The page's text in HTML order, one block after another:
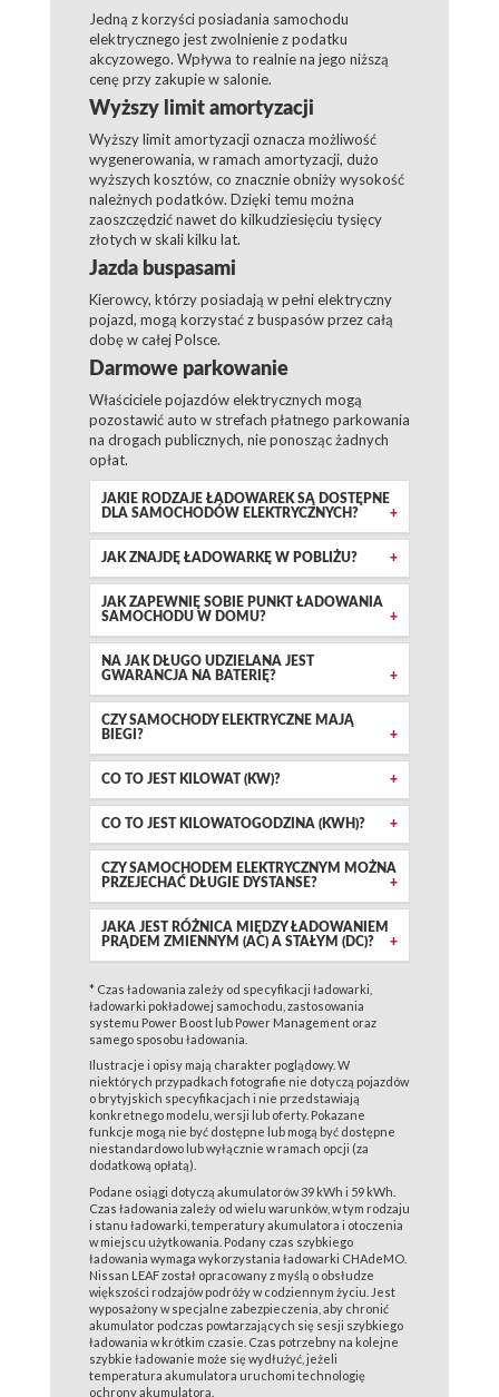
Jedną z korzyści posiadania samochodu
elektrycznego jest zwolnienie z podatku
akcyzowego. Wpływa to realnie na jego niższą
cenę przy zakupie w salonie.
Wyższy limit amortyzacji
Wyższy limit amortyzacji oznacza możliwość
wygenerowania, w ramach amortyzacji, dużo
wyższych kosztów, co znacznie obniży wysokość
należnych podatków. Dzięki temu można
zaoszczędzić nawet do kilkudziesięciu tysięcy
złotych w skali kilku lat.
Jazda buspasami
Kierowcy, którzy posiadają w pełni elektryczny
pojazd, mogą korzystać z buspasów przez całą
dobę w całej Polsce.
Darmowe parkowanie
Właściciele pojazdów elektrycznych mogą
pozostawić auto w strefach płatnego parkowania
na drogach publicznych, nie ponosząc żadnych
opłat.
JAKIE RODZAJE ŁADOWAREK SĄ DOSTĘPNE
DLA SAMOCHODÓW ELEKTRYCZNYCH?
JAK ZNAJDĘ ŁADOWARKĘ W POBLIŻU?
JAK ZAPEWNIĘ SOBIE PUNKT ŁADOWANIA
SAMOCHODU W DOMU?
NA JAK DŁUGO UDZIELANA JEST
GWARANCJA NA BATERIĘ?
CZY SAMOCHODY ELEKTRYCZNE MAJĄ
BIEGI?
CO TO JEST KILOWAT (KW)?
CO TO JEST KILOWATOGODZINA (KWH)?
CZY SAMOCHODEM ELEKTRYCZNYM MOŻNA
PRZEJECHAĆ DŁUGIE DYSTANSE?
JAKA JEST RÓŻNICA MIĘDZY ŁADOWANIEM
PRĄDEM ZMIENNYM (AC) A STAŁYM (DC)?
* Czas ładowania zależy od specyfikacji ładowarki,
ładowarki pokładowej samochodu, zastosowania
systemu Power Boost lub Power Management oraz
samego sposobu ładowania.
Ilustracje i opisy mają charakter poglądowy. W
niektórych przypadkach fotografie nie dotyczą pojazdów
o brytyjskich specyfikacjach i nie przedstawiają
konkretnego modelu, wersji lub oferty. Pokazane
funkcje mogą nie być dostępne lub mogą być dostępne
niestandardowo lub wyłącznie w ramach opcji (za
dodatkową opłatą).
Podane osiągi dotyczą akumulatorów 39 kWh i 59 kWh.
Czas ładowania zależy od wielu warunków, w tym rodzaju
i stanu ładowarki, temperatury akumulatora i otoczenia
w miejscu użytkowania. Podany czas szybkiego
ładowania wymaga wykorzystania ładowarki CHAdeMO.
Nissan LEAF został opracowany z myślą o obsłudze
większości rodzajów podróży w codziennym życiu. Jest
wyposażony w specjalne zabezpieczenia, aby chronić
akumulator podczas powtarzających się sesji szybkiego
ładowania w krótkim czasie. Czas potrzebny na kolejne
szybkie ładowanie może się wydłużyć, jeżeli
temperatura akumulatora uruchomi technologię
ochrony akumulatora.